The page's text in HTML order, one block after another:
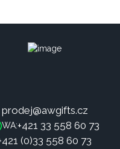
prodej@awgifts.cz
WA:+421 33 558 60 73
(0)33 558 60 73